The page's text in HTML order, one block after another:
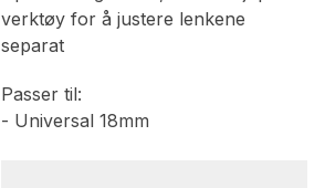
verktøy for å justere lenkene
separat
Passer til:
- Universal 18mm